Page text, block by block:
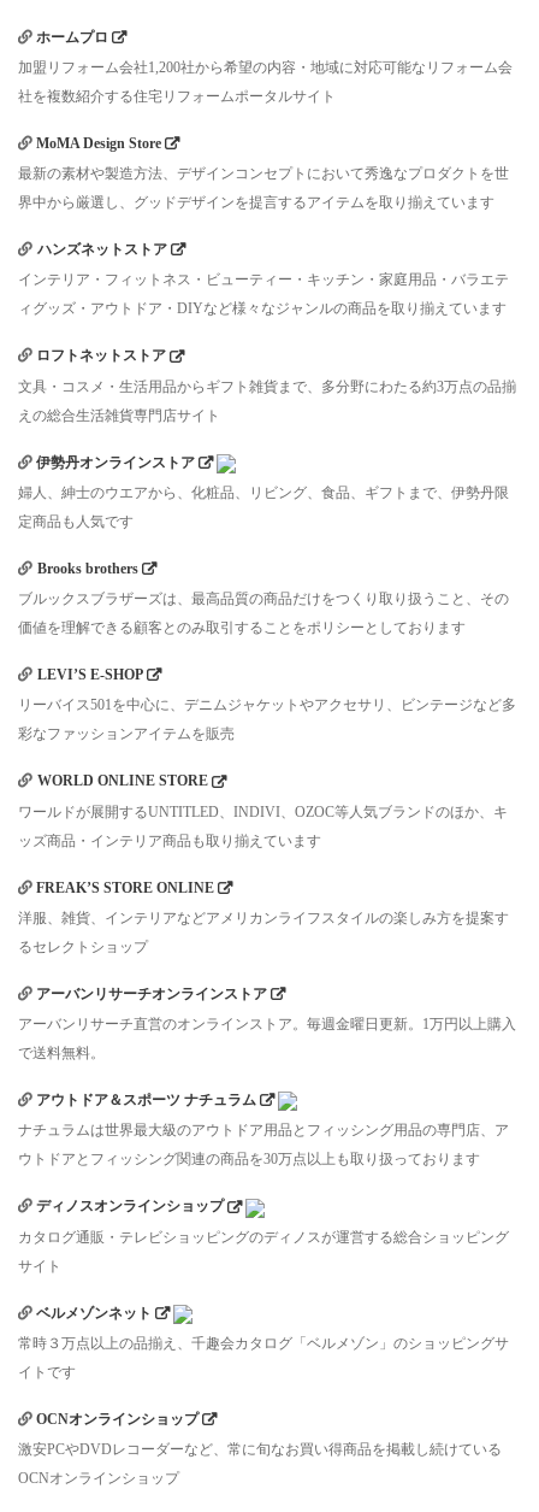
ホームプロ
加盟リフォーム会社1,200社から希望の内容・地域に対応可能なリフォーム会
社を複数紹介する住宅リフォームポータルサイト
MoMA Design Store
最新の素材や製造方法、デザインコンセプトにおいて秀逸なプロダクトを世
界中から厳選し、グッドデザインを提言するアイテムを取り揃えています
ハンズネットストア
インテリア・フィットネス・ビューティー・キッチン・家庭用品・バラエテ
ィグッズ・アウトドア・DIYなど様々なジャンルの商品を取り揃えています
ロフトネットストア
文具・コスメ・生活用品からギフト雑貨まで、多分野にわたる約3万点の品揃
えの総合生活雑貨専門店サイト
伊勢丹オンラインストア
婦人、紳士のウエアから、化粧品、リビング、食品、ギフトまで、伊勢丹限
定商品も人気です
Brooks brothers
ブルックスブラザーズは、最高品質の商品だけをつくり取り扱うこと、その
価値を理解できる顧客とのみ取引することをポリシーとしております
LEVI’S E-SHOP
リーバイス501を中心に、デニムジャケットやアクセサリ、ビンテージなど多
彩なファッションアイテムを販売
WORLD ONLINE STORE
ワールドが展開するUNTITLED、INDIVI、OZOC等人気ブランドのほか、キ
ッズ商品・インテリア商品も取り揃えています
FREAK’S STORE ONLINE
洋服、雑貨、インテリアなどアメリカンライフスタイルの楽しみ方を提案す
るセレクトショップ
アーバンリサーチオンラインストア
アーバンリサーチ直営のオンラインストア。毎週金曜日更新。1万円以上購入
で送料無料。
アウトドア＆スポーツ ナチュラム
ナチュラムは世界最大級のアウトドア用品とフィッシング用品の専門店、ア
ウトドアとフィッシング関連の商品を30万点以上も取り扱っております
ディノスオンラインショップ
カタログ通販・テレビショッピングのディノスが運営する総合ショッピング
サイト
ベルメゾンネット
常時３万点以上の品揃え、千趣会カタログ「ベルメゾン」のショッピングサ
イトです
OCNオンラインショップ
激安PCやDVDレコーダーなど、常に旬なお買い得商品を掲載し続けている
OCNオンラインショップ